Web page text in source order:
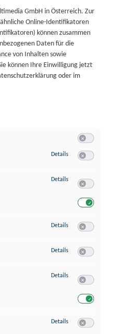
GmbH in Österreich. Zur
Online-Identifikatoren
können zusammen
Daten für die
von Inhalten sowie
können Ihre Einwilligung jetzt
oder im
Details zu Speichern von
Details zu Verwendung
Details zu Erstellung von
Details zu Verwendung
Details zu Messung der
Details zu Messung der